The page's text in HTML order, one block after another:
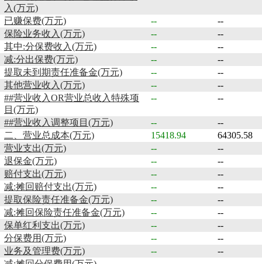
入(万元)
已赚保费(万元) --
--
保险业务收入(万元)
--
--
其中:分保费收入(万元)
--
--
减:分出保费(万元)
--
--
提取未到期责任准备金(万元)
--
--
其他营业收入(万元)
--
--
##营业收入OR营业总收入特殊项
目(万元)
-- --
##营业收入调整项目(万元) --
--
二、营业总成本(万元)
15418.94
64305.58
营业支出(万元)
--
--
退保金(万元)
--
--
赔付支出(万元)
--
--
减:摊回赔付支出(万元)
--
--
提取保险责任准备金(万元)
--
--
减:摊回保险责任准备金(万元)
--
--
保单红利支出(万元)
--
--
分保费用(万元)
--
--
业务及管理费(万元)
--
--